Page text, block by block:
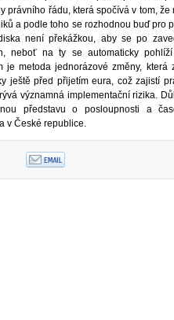
řádu, která spočívá v tom,
a podle toho se rozhodnou buď pro
není překážkou, aby se po
neboť na ty se automaticky
je metoda jednorázové změny,
ještě před přijetím eura, což zajistí
významná implementační rizika.
představu o posloupnosti a
v České republice.